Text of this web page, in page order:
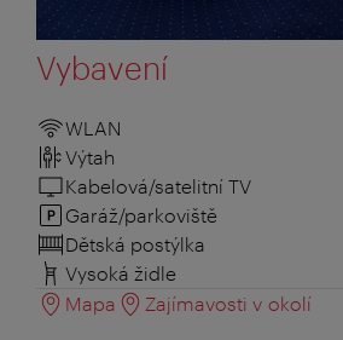
Vybavení
WLAN
Výtah
Kabelová/satelitní TV
Garáž/parkoviště
Dětská postýlka
Vysoká židle
Mapa
Zajímavosti v okolí